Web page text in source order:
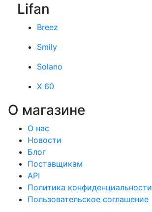
Lifan
Breez
Smily
Solano
X 60
О магазине
О нас
Новости
Блог
Поставщикам
API
Политика конфиденциальности
Пользовательское соглашение